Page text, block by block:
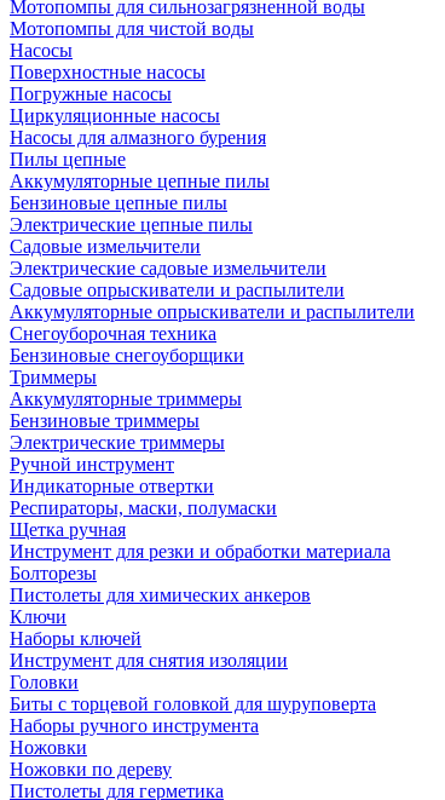
Мотопомпы для сильнозагрязненной воды
Мотопомпы для чистой воды
Насосы
Поверхностные насосы
Погружные насосы
Циркуляционные насосы
Насосы для алмазного бурения
Пилы цепные
Аккумуляторные цепные пилы
Бензиновые цепные пилы
Электрические цепные пилы
Садовые измельчители
Электрические садовые измельчители
Садовые опрыскиватели и распылители
Аккумуляторные опрыскиватели и распылители
Снегоуборочная техника
Бензиновые снегоуборщики
Триммеры
Аккумуляторные триммеры
Бензиновые триммеры
Электрические триммеры
Ручной инструмент
Индикаторные отвертки
Респираторы, маски, полумаски
Щетка ручная
Инструмент для резки и обработки материала
Болторезы
Пистолеты для химических анкеров
Ключи
Наборы ключей
Инструмент для снятия изоляции
Головки
Биты с торцевой головкой для шуруповерта
Наборы ручного инструмента
Ножовки
Ножовки по дереву
Пистолеты для герметика